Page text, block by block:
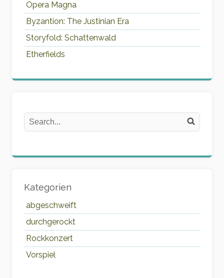
Opera Magna
Byzantion: The Justinian Era
Storyfold: Schattenwald
Etherfields
Search on the website
Search
Kategorien
abgeschweift
durchgerockt
Rockkonzert
Vorspiel